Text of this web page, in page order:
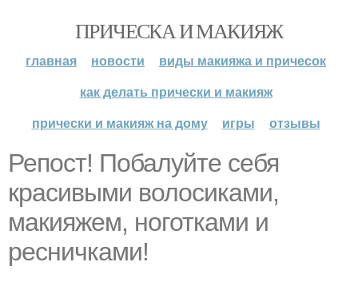
ПРИЧЕСКА И МАКИЯЖ
главная новости
виды макияжа и причесок
как делать прически и макияж
прически и макияж на дому
игры отзывы
Репост! Побалуйте себя
красивыми волосиками,
макияжем, ноготками и
ресничками!